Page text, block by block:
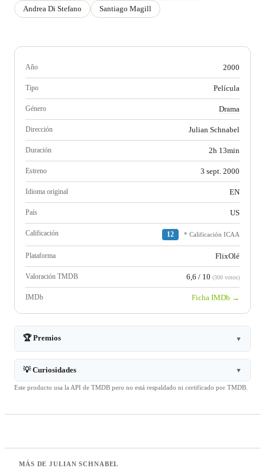
Andrea Di Stefano
Santiago Magill
Año 2000
Tipo Película
Género Drama
Dirección Julian Schnabel
Duración 2h 13min
Estreno 3 sept. 2000
Idioma original EN
País US
Calificación 12 * Calificación ICAA
Plataforma FlixOlé
Valoración TMDB 6,6 / 10 (300 votos)
IMDb Ficha IMDb →
🏆 Premios ▼
💡 Curiosidades ▼
Este producto usa la API de TMDB pero no está respaldado ni certificado por TMDB.
MÁS DE JULIAN SCHNABEL